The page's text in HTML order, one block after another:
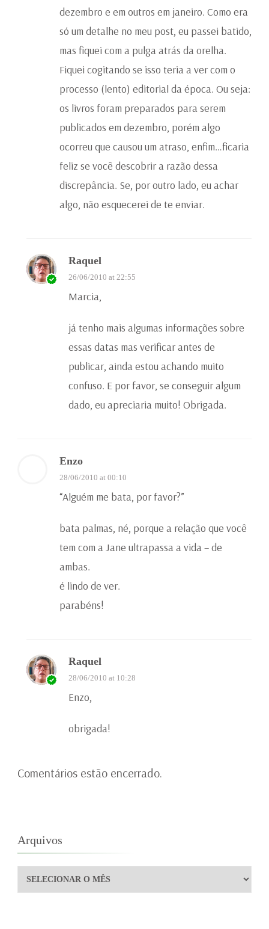
dezembro e em outros em janeiro. Como era
só um detalhe no meu post, eu passei batido,
mas fiquei com a pulga atrás da orelha.
Fiquei cogitando se isso teria a ver com o
processo (lento) editorial da época. Ou seja:
os livros foram preparados para serem
publicados em dezembro, porém algo
ocorreu que causou um atraso, enfim…ficaria
feliz se você descobrir a razão dessa
discrepância. Se, por outro lado, eu achar
algo, não esquecerei de te enviar.
Raquel
26/06/2010 at 22:55
Marcia,
já tenho mais algumas informações sobre
essas datas mas verificar antes de
publicar, ainda estou achando muito
confuso. E por favor, se conseguir algum
dado, eu apreciaria muito! Obrigada.
Enzo
28/06/2010 at 00:10
“Alguém me bata, por favor?”
bata palmas, né, porque a relação que você
tem com a Jane ultrapassa a vida – de
ambas.
é lindo de ver.
parabéns!
Raquel
28/06/2010 at 10:28
Enzo,
obrigada!
Comentários estão encerrado.
Arquivos
Arquivos